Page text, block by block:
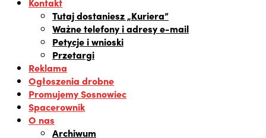
Tutaj dostaniesz „Kuriera”
Ważne telefony i adresy e-mail
Petycje i wnioski
Przetargi
Reklama
Ogłoszenia drobne
Promujemy Sosnowiec
Spacerownik
O nas
Archiwum